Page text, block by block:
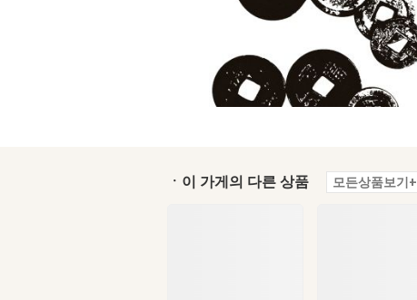
ㆍ이 가게의 다른 상품 모든상품보기+